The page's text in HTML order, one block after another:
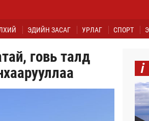
ЭДИЙН ЗАСАГ УРЛАГ СПОРТ
говь талд
i